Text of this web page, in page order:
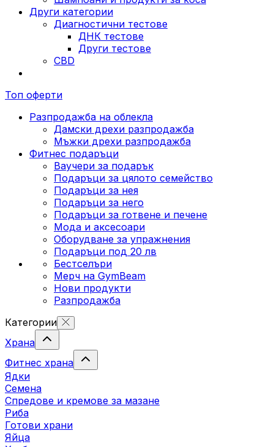
Други категории
Диагностични тестове
ДНК тестове
Други тестове
CBD
Топ оферти
Разпродажба на облекла
Дамски дрехи разпродажба
Мъжки дрехи разпродажба
Фитнес подаръци
Ваучери за подарък
Подаръци за цялото семейство
Подаръци за нея
Подаръци за него
Подаръци за готвене и печене
Мода и аксесоари
Оборудване за упражнения
Подаръци под 20 лв
Бестселъри
Мерч на GymBeam
Нови продукти
Разпродажба
Категории
Храна
Фитнес храна
Ядки
Семена
Спредове и кремове за мазане
Риба
Готови храни
Яйца